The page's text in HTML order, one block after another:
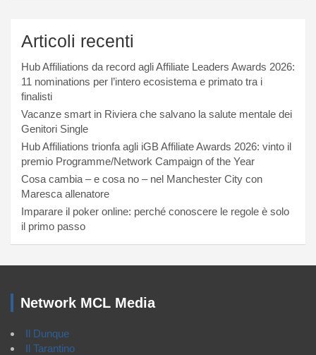
Articoli recenti
Hub Affiliations da record agli Affiliate Leaders Awards 2026:
11 nominations per l’intero ecosistema e primato tra i
finalisti
Vacanze smart in Riviera che salvano la salute mentale dei
Genitori Single
Hub Affiliations trionfa agli iGB Affiliate Awards 2026: vinto il
premio Programme/Network Campaign of the Year
Cosa cambia – e cosa no – nel Manchester City con
Maresca allenatore
Imparare il poker online: perché conoscere le regole è solo
il primo passo
Network MCL Media
Il Dunque
Il Tarantino